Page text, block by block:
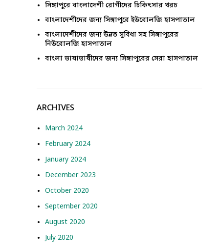
সিঙ্গাপুরে বাংলাদেশী রোগীদের চিকিৎসার খরচ
বাংলাদেশীদের জন্য সিঙ্গাপুরে ইউরোলজি হাসপাতাল
বাংলাদেশীদের জন্য উন্নত সুবিধা সহ সিঙ্গাপুরের
নিউরোলজি হাসপাতাল
বাংলা ভাষাভাষীদের জন্য সিঙ্গাপুরের সেরা হাসপাতাল
ARCHIVES
March 2024
February 2024
January 2024
December 2023
October 2020
September 2020
August 2020
July 2020